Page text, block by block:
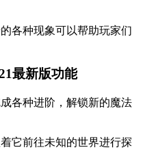
各种现象可以帮助玩家们
最新版功能
各种进阶，解锁新的魔法
它前往未知的世界进行探